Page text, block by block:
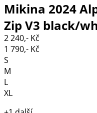
Mikina 2024
Zip V3 black/
2 240,- Kč
1 790,- Kč
S
M
L
XL